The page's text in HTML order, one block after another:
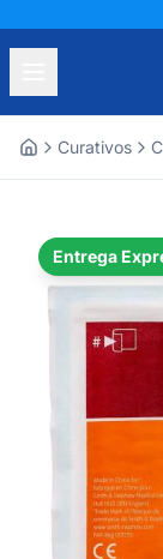
Curativos
Entrega